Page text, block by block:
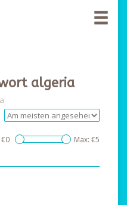
algeria
0 Max: €5